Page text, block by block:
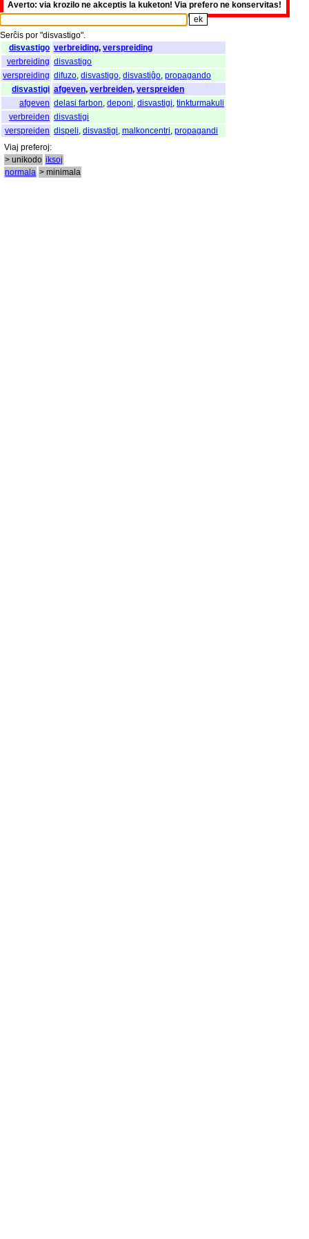
Averto: via krozilo ne akceptis la kuketon! Via prefero ne konservitas!
Serĉis por "disvastigo".
disvastigo verbreiding, verspreiding
verbreiding disvastigo
verspreiding difuzo disvastigo disvastiĝo propagando
disvastigi afgeven, verbreiden, verspreiden
afgeven delasi farbon deponi disvastigi tinkturmakuli
verbreiden disvastigi
verspreiden dispeli disvastigi malkoncentri propagandi
Viaj preferoj:
> unikodo iksoj
normala > minimala